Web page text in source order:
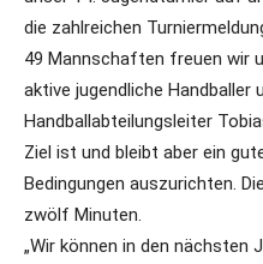
die zahlreichen
49 Mannschaften freuen wir
aktive jugendliche Handballer
Handballabteilungsleiter
Ziel ist und bleibt aber ein
Bedingungen auszurichten.
zwölf Minuten.
„Wir können in den nächsten